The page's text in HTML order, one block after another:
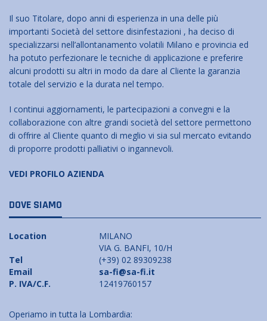
Il suo Titolare, dopo anni di esperienza in una delle più
importanti Società del settore disinfestazioni , ha deciso di
specializzarsi nell’allontanamento volatili Milano e provincia ed
ha potuto perfezionare le tecniche di applicazione e preferire
alcuni prodotti su altri in modo da dare al Cliente la garanzia
totale del servizio e la durata nel tempo.
I continui aggiornamenti, le partecipazioni a convegni e la
collaborazione con altre grandi società del settore permettono
di offrire al Cliente quanto di meglio vi sia sul mercato evitando
di proporre prodotti palliativi o ingannevoli.
VEDI PROFILO AZIENDA
DOVE SIAMO
Location
MILANO
VIA G. BANFI, 10/H
Tel
(+39) 02 89309238
Email
sa-fi@sa-fi.it
P. IVA/C.F.
12419760157
Operiamo in tutta la Lombardia: